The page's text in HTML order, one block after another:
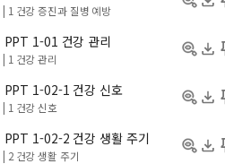
| 1 건강 증진과 질병 예방
1-01 건강 관리
| 1 건강 관리
1-02-1 건강 신호
| 1 건강 신호
1-02-2 건강 생활 주기
| 2 건강 생활 주기